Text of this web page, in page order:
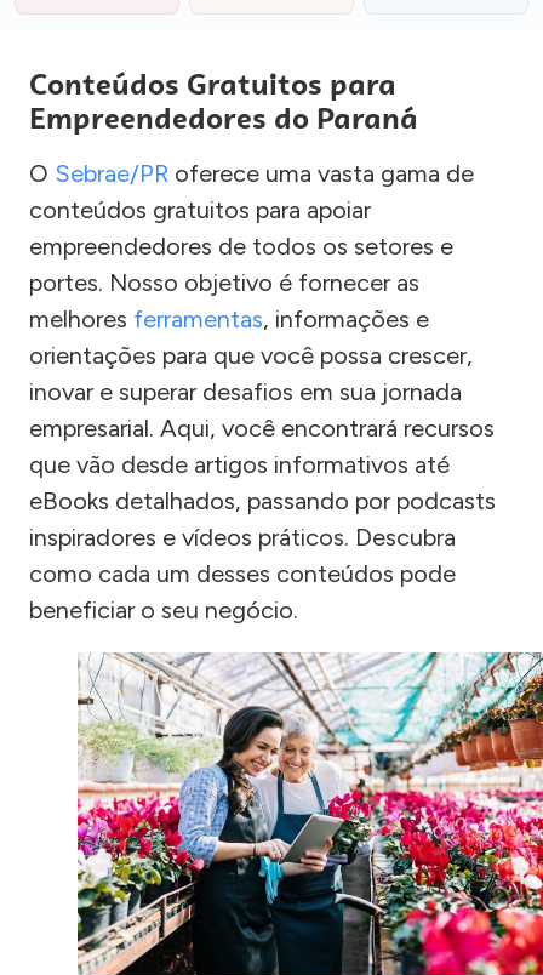
Conteúdos Gratuitos para
Empreendedores do Paraná
O Sebrae/PR oferece uma vasta gama de
conteúdos gratuitos para apoiar
empreendedores de todos os setores e
portes. Nosso objetivo é fornecer as
melhores ferramentas, informações e
orientações para que você possa crescer,
inovar e superar desafios em sua jornada
empresarial. Aqui, você encontrará recursos
que vão desde artigos informativos até
eBooks detalhados, passando por podcasts
inspiradores e vídeos práticos. Descubra
como cada um desses conteúdos pode
beneficiar o seu negócio.